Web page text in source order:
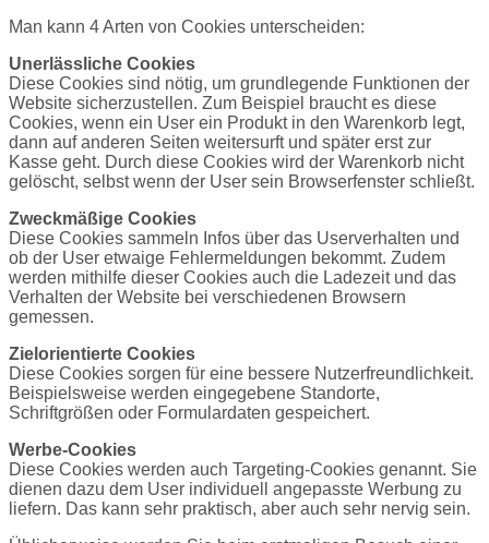
Man kann 4 Arten von Cookies unterscheiden:
Unerlässliche Cookies
Diese Cookies sind nötig, um grundlegende Funktionen der
Website sicherzustellen. Zum Beispiel braucht es diese
Cookies, wenn ein User ein Produkt in den Warenkorb legt,
dann auf anderen Seiten weitersurft und später erst zur
Kasse geht. Durch diese Cookies wird der Warenkorb nicht
gelöscht, selbst wenn der User sein Browserfenster schließt.
Zweckmäßige Cookies
Diese Cookies sammeln Infos über das Userverhalten und
ob der User etwaige Fehlermeldungen bekommt. Zudem
werden mithilfe dieser Cookies auch die Ladezeit und das
Verhalten der Website bei verschiedenen Browsern
gemessen.
Zielorientierte Cookies
Diese Cookies sorgen für eine bessere Nutzerfreundlichkeit.
Beispielsweise werden eingegebene Standorte,
Schriftgrößen oder Formulardaten gespeichert.
Werbe-Cookies
Diese Cookies werden auch Targeting-Cookies genannt. Sie
dienen dazu dem User individuell angepasste Werbung zu
liefern. Das kann sehr praktisch, aber auch sehr nervig sein.